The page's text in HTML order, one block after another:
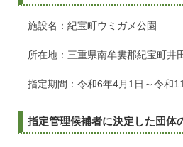
施設名：紀宝町ウミガメ公園
所在地：三重県南牟婁郡紀宝町井
指定期間：令和6年4月1日～令和
指定管理候補者に決定した団体